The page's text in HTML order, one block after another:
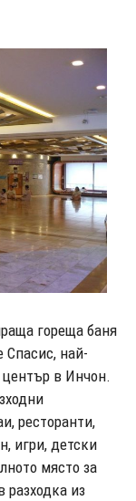
гореща баня
Спасис, най-
в Инчон.
ресторанти,
игри, детски
място за
разходка из